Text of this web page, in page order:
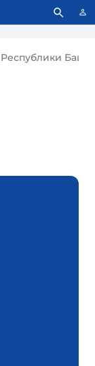
это значит?